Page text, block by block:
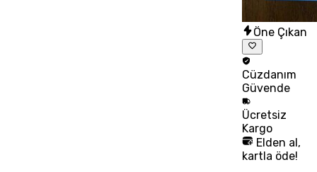
Öne Çıkan
Cüzdanım
Güvende
Ücretsiz
Kargo
Elden al,
kartla öde!